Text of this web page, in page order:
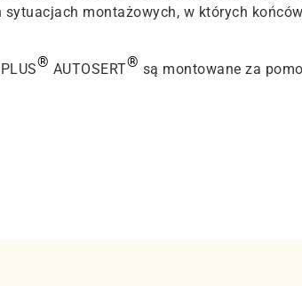
montażowych, w których
® AUTOSERT® są montowane za